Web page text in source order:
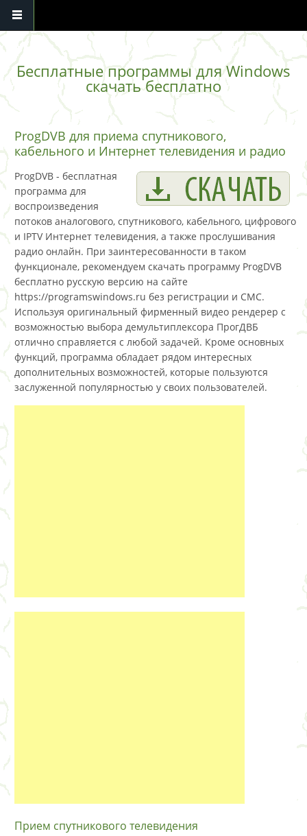
Перейти к основному содержанию
Бесплатные программы для Windows
скачать бесплатно
ProgDVB для приема спутникового,
кабельного и Интернет телевидения и радио
ProgDVB - бесплатная
программа для
воспроизведения
потоков аналогового, спутникового, кабельного, цифрового
и IPTV Интернет телевидения, а также прослушивания
радио онлайн. При заинтересованности в таком
функционале, рекомендуем скачать программу ProgDVB
бесплатно русскую версию на сайте
https://programswindows.ru без регистрации и СМС.
Используя оригинальный фирменный видео рендерер с
возможностью выбора демультиплексора ПрогДВБ
отлично справляется с любой задачей. Кроме основных
функций, программа обладает рядом интересных
дополнительных возможностей, которые пользуются
заслуженной популярностью у своих пользователей.
Прием спутникового телевидения